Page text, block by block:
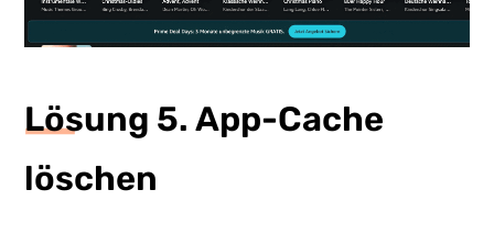
Lösung 5. App-Cache
löschen